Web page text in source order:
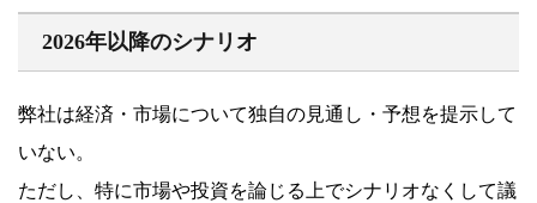
2026年以降のシナリオ
弊社は経済・市場について独自の見通し・予想を提示して
いない。
ただし、特に市場や投資を論じる上でシナリオなくして議